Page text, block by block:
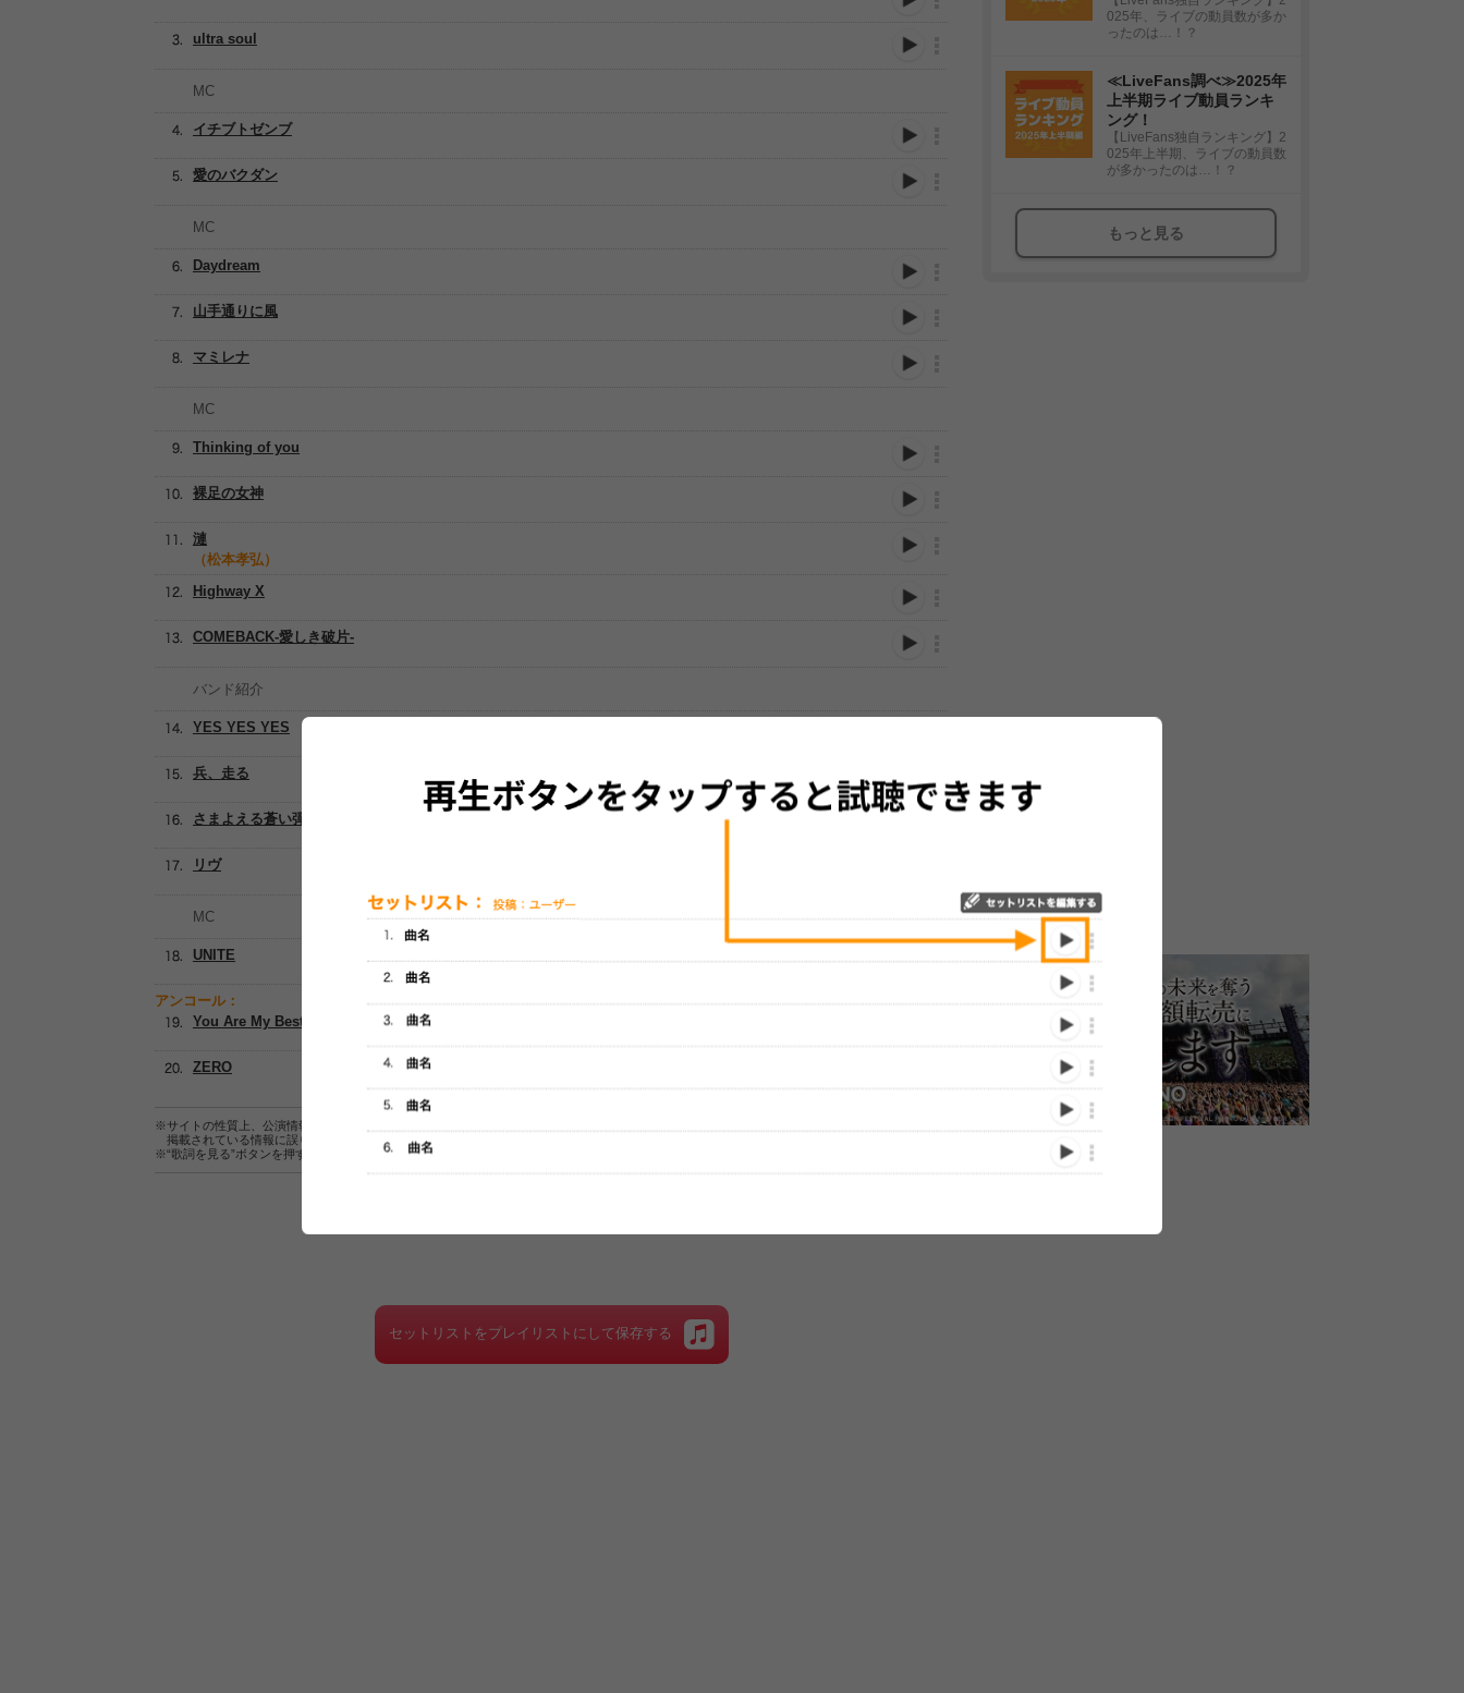
Daydream
Thinking of you
イチブトゼンブ
ultra soul
MC
愛のバクダン
MC
山手通りに風
マミレナ
MC
裸足の女神
漣
（松本孝弘）
Highway X
COMEBACK-愛しき破片-
バンド紹介
YES YES YES
兵、走る
さまよえる蒼い弾丸
リヴ
MC
UNITE
アンコール：
You Are My Best
ZERO
※サイトの性質上、公演情報およびセットリスト情報の正確性は保証されませんので、あらかじめご了承ください。
掲載されている情報に誤りがある場合は、
こちらよりご連絡をお願い致します。
※“歌詞を見る”ボタンを押すと、株式会社ページワンが運営する歌詞サイト「
セットリストをプレイリストにして保存する
025年、ライブの動員数が多か
ったのは…！？
≪LiveFans調べ≫2025年
上半期ライブ動員ランキ
ング！
【LiveFans独自ランキング】2
025年上半期、ライブの動員数
が多かったのは…！？
もっと見る